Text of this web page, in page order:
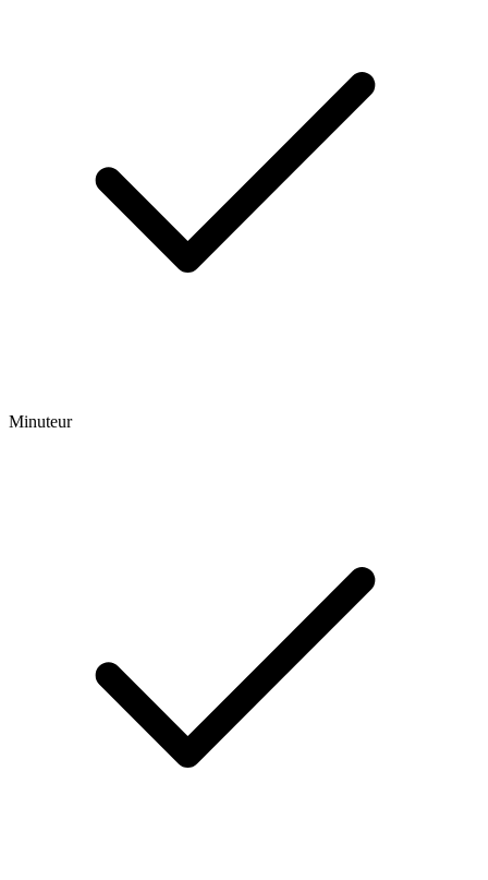
Minuteur